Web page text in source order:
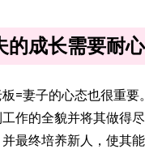
的成长需要耐心
=妻子的心态也很重要。
作的全貌并将其做得尽
最终培养新人，使其